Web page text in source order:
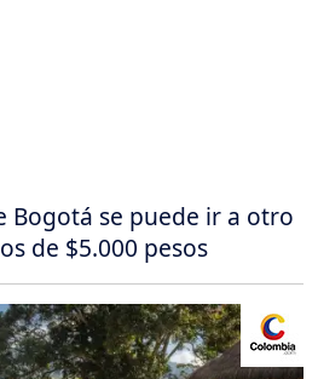
Bogotá se puede ir a otro
de $5.000 pesos